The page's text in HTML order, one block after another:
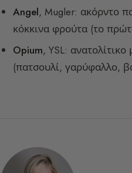
Angel, Mugler: ακόρντο
κόκκινα φρούτα (το
Opium, YSL:
(πατσουλί, γαρύφαλλο,